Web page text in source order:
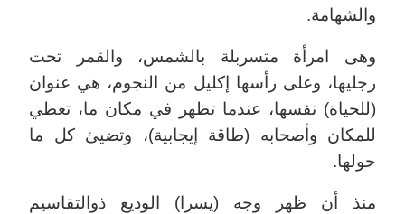
والشهامة.
وهى امرأة متسربلة بالشمس، والقمر تحت
رجليها، وعلى رأسها إكليل من النجوم، هي عنوان
(للحياة) نفسها، عندما تظهر في مكان ما، تعطي
للمكان وأصحابه (طاقة إيجابية)، وتضيئ كل ما
حولها.
منذ أن ظهر وجه (يسرا) الوديع ذوالتقاسيم